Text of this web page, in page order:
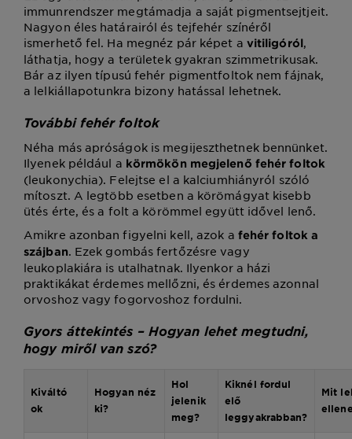
immunrendszer megtámadja a saját pigmentsejtjeit.
Nagyon éles határairól és tejfehér színéről
ismerhető fel. Ha megnéz pár képet a vitiligóról,
láthatja, hogy a területek gyakran szimmetrikusak.
Bár az ilyen típusú fehér pigmentfoltok nem fájnak,
a lelkiállapotunkra bizony hatással lehetnek.
További fehér foltok
Néha más apróságok is megijeszthetnek bennünket.
Ilyenek például a körmökön megjelenő fehér foltok
(leukonychia). Felejtse el a kalciumhiányról szóló
mítoszt. A legtöbb esetben a körömágyat kisebb
ütés érte, és a folt a körömmel együtt idővel lenő.
Amikre azonban figyelni kell, azok a fehér foltok a
szájban. Ezek gombás fertőzésre vagy
leukoplakiára is utalhatnak. Ilyenkor a házi
praktikákat érdemes mellőzni, és érdemes azonnal
orvoshoz vagy fogorvoshoz fordulni.
Gyors áttekintés – Hogyan lehet megtudni,
hogy miről van szó?
Kiváltó
ok
Hogyan néz
ki?
Hol
jelenik
meg?
Kiknél fordul
elő
leggyakrabban?
Mit